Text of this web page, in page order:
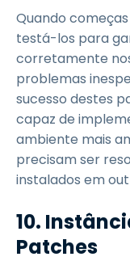
Quando
testá-los para
corretamente
problemas
sucesso destes
capaz de
ambiente mais
precisam ser
instalados em
10.
Patches